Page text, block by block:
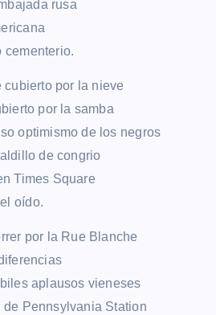
rusa
cementerio.
por la nieve
por la samba
optimismo de los negros
de congrio
Times Square
oído.
por la Rue Blanche
aplausos vieneses
Pennsylvania Station